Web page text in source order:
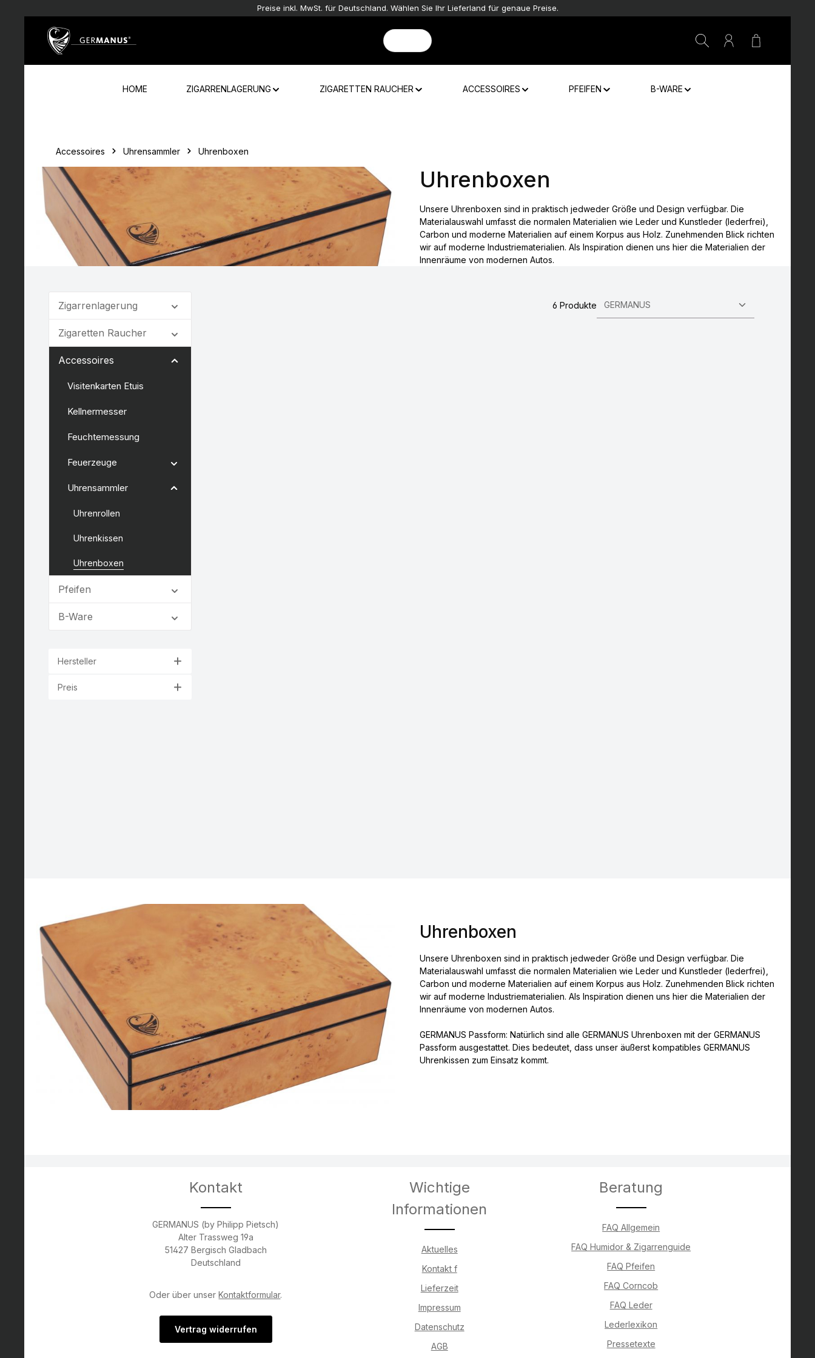
Preise inkl. MwSt. für Deutschland. Wählen Sie Ihr Lieferland für genaue Preise.
Warenkorb
HOME ZIGARRENLAGERUNG ZIGARETTEN RAUCHER ACCESSOIRES PFEIFEN B-WARE
Accessoires Uhrensammler Uhrenboxen
Uhrenboxen
Unsere Uhrenboxen sind in praktisch jedweder Größe und Design verfügbar. Die
Materialauswahl umfasst die normalen Materialien wie Leder und Kunstleder (lederfrei),
Carbon und moderne Materialien auf einem Korpus aus Holz. Zunehmenden Blick richten
wir auf moderne Industriematerialien. Als Inspiration dienen uns hier die Materialien der
Innenräume von modernen Autos.
Zigarrenlagerung
Zigaretten Raucher
Accessoires
Visitenkarten Etuis
Kellnermesser
Feuchtemessung
Feuerzeuge
Uhrensammler
Uhrenrollen
Uhrenkissen
Uhrenboxen
Pfeifen
B-Ware
Hersteller
Preis
6 Produkte
Uhrenboxen
Unsere Uhrenboxen sind in praktisch jedweder Größe und Design verfügbar. Die
Materialauswahl umfasst die normalen Materialien wie Leder und Kunstleder (lederfrei),
Carbon und moderne Materialien auf einem Korpus aus Holz. Zunehmenden Blick richten
wir auf moderne Industriematerialien. Als Inspiration dienen uns hier die Materialien der
Innenräume von modernen Autos.
GERMANUS Passform: Natürlich sind alle GERMANUS Uhrenboxen mit der GERMANUS
Passform ausgestattet. Dies bedeutet, dass unser äußerst kompatibles GERMANUS
Uhrenkissen zum Einsatz kommt.
Kontakt
GERMANUS (by Philipp Pietsch)
Alter Trassweg 19a
51427 Bergisch Gladbach
Deutschland
Oder über unserKontaktformular.
Vertrag widerrufen
Wichtige
Informationen
Aktuelles
Kontakt f
Lieferzeit
Impressum
Datenschutz
AGB
Beratung
FAQ Allgemein
FAQ Humidor & Zigarrenguide
FAQ Pfeifen
FAQ Corncob
FAQ Leder
Lederlexikon
Pressetexte